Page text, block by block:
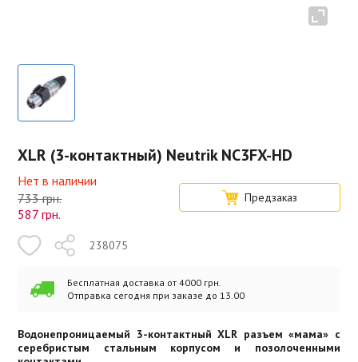
XLR (3-контактный) Neutrik NC3FX-HD
Нет в наличии
733 грн.
587 грн.
Предзаказ
238075
Бесплатная доставка от 4000 грн.
Отправка сегодня при заказе до 13.00
Водонепроницаемый 3-контактный XLR разъем «мама» с
серебристым стальным корпусом и позолоченными